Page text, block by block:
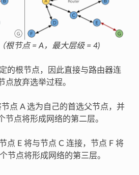
根节点 = A，最大层级 = 4)
的根节点，因此直接与路由器连
点放弃选举过程。
点 A 选为自己的首选父节点，并
节点将形成网络的第二层。
点 E 将与节点 C 连接，节点 F 将
节点将形成网络的第三层。